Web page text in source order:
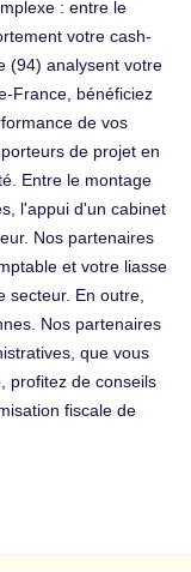
: entre le
votre cash-
(94) analysent votre
France, bénéficiez
de vos
de projet en
Entre le montage
l'appui d'un cabinet
Nos partenaires
et votre liasse
secteur. En outre,
Nos partenaires
que vous
profitez de conseils
fiscale de